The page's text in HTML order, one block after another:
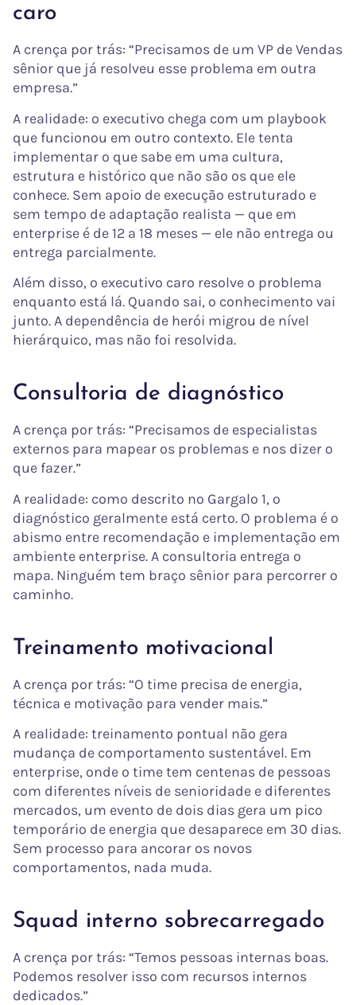
caro
A crença por trás: “Precisamos de um VP de Vendas
sênior que já resolveu esse problema em outra
empresa.”
A realidade: o executivo chega com um playbook
que funcionou em outro contexto. Ele tenta
implementar o que sabe em uma cultura,
estrutura e histórico que não são os que ele
conhece. Sem apoio de execução estruturado e
sem tempo de adaptação realista — que em
enterprise é de 12 a 18 meses — ele não entrega ou
entrega parcialmente.
Além disso, o executivo caro resolve o problema
enquanto está lá. Quando sai, o conhecimento vai
junto. A dependência de herói migrou de nível
hierárquico, mas não foi resolvida.
Consultoria de diagnóstico
A crença por trás: “Precisamos de especialistas
externos para mapear os problemas e nos dizer o
que fazer.”
A realidade: como descrito no Gargalo 1, o
diagnóstico geralmente está certo. O problema é o
abismo entre recomendação e implementação em
ambiente enterprise. A consultoria entrega o
mapa. Ninguém tem braço sênior para percorrer o
caminho.
Treinamento motivacional
A crença por trás: “O time precisa de energia,
técnica e motivação para vender mais.”
A realidade: treinamento pontual não gera
mudança de comportamento sustentável. Em
enterprise, onde o time tem centenas de pessoas
com diferentes níveis de senioridade e diferentes
mercados, um evento de dois dias gera um pico
temporário de energia que desaparece em 30 dias.
Sem processo para ancorar os novos
comportamentos, nada muda.
Squad interno sobrecarregado
A crença por trás: “Temos pessoas internas boas.
Podemos resolver isso com recursos internos
dedicados.”